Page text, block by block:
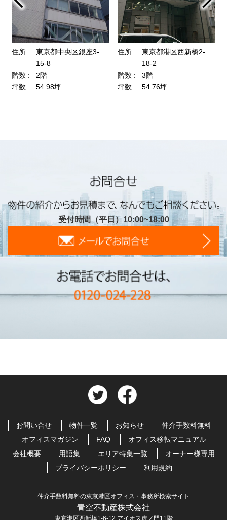
受付時間（平日）10:00~18:00
お問い合せ 物件一覧 お知らせ
仲介手数料無料
オフィスマガジン
FAQ
オフィス移転マニュアル
会社概要
用語集 エリア特集一覧
オーナー様専用
プライバシーポリシー
利用規約
仲介手数料無料の東京港区オフィス・事務所検索サイト
青空不動産株式会社